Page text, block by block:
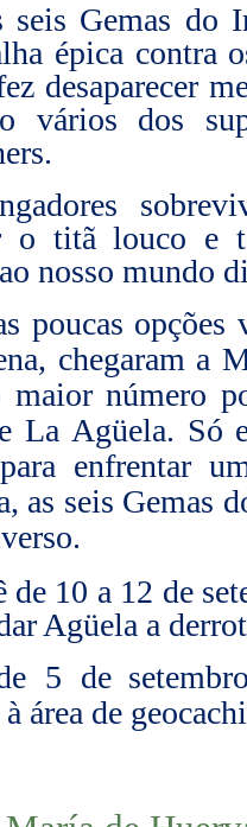
seis Gemas do
épica contra
desaparecer
vários dos
o titã louco e
nosso mundo
poucas opções
chegaram a
maior número
La Agüela. Só
para enfrentar
as seis Gemas
de 10 a 12 de
Agüela a
5 de
área de